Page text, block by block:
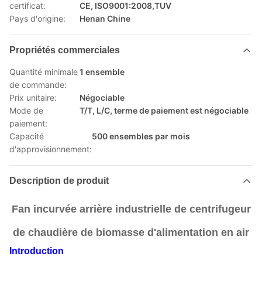
certificat:
CE, ISO9001:2008,TUV
Pays d'origine:
Henan Chine
Propriétés commerciales
Quantité minimale
de commande:
1 ensemble
Prix unitaire:
Négociable
Mode de
paiement:
T/T, L/C, terme de paiement est négociable
Capacité
d'approvisionnement:
500 ensembles par mois
Description de produit
Fan incurvée arrière industrielle de centrifugeur
de chaudière de biomasse d'alimentation en air
Introduction